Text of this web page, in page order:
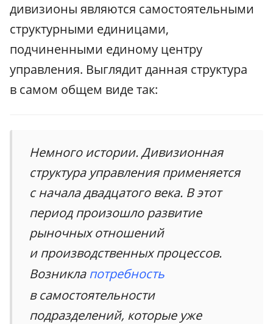
дивизионы являются самостоятельными
структурными единицами,
подчиненными единому центру
управления. Выглядит данная структура
в самом общем виде так:
Немного истории. Дивизионная
структура управления применяется
с начала двадцатого века. В этот
период произошло развитие
рыночных отношений
и производственных процессов.
Возниклапотребность
в самостоятельности
подразделений, которые уже